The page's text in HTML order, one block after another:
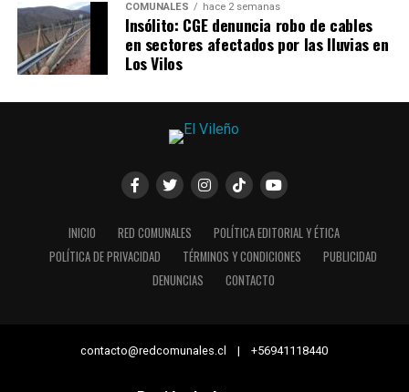
COMUNALES hace 2 semanas
Insólito: CGE denuncia robo de cables
en sectores afectados por las lluvias en
Los Vilos
INICIO RED COMUNALES
POLÍTICA EDITORIAL Y ÉTICA
POLÍTICA DE PRIVACIDAD
TÉRMINOS Y CONDICIONES
PUBLICIDAD
DENUNCIAS
CONTACTO
contacto@redcomunales.cl | +56941118440